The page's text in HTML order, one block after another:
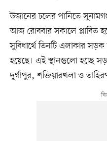
উজানের ঢলের পানিতে
আজ রোববার সকালে প্লাবিত
সুবিধার্থে তিনটি এলাকার
হয়েছে। এই স্থানগুলো হচ্ছে
দুর্গাপুর, শক্তিয়ারখলা ও